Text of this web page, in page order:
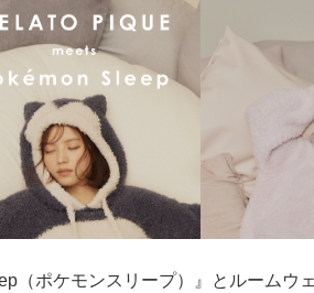
（ポケモンスリープ）』とルームウ